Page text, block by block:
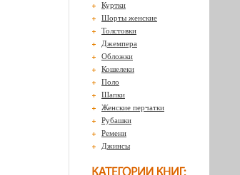
Куртки
Шорты женские
Толстовки
Джемпера
Обложки
Кошелеки
Поло
Шапки
Женские перчатки
Рубашки
Ремени
Джинсы